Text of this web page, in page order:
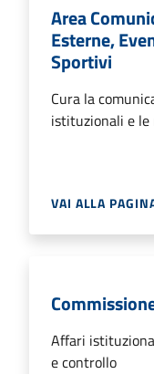
Area
Esterne,
Sportivi
Cura la
istituzionali e
VAI ALLA
Affari
e controllo